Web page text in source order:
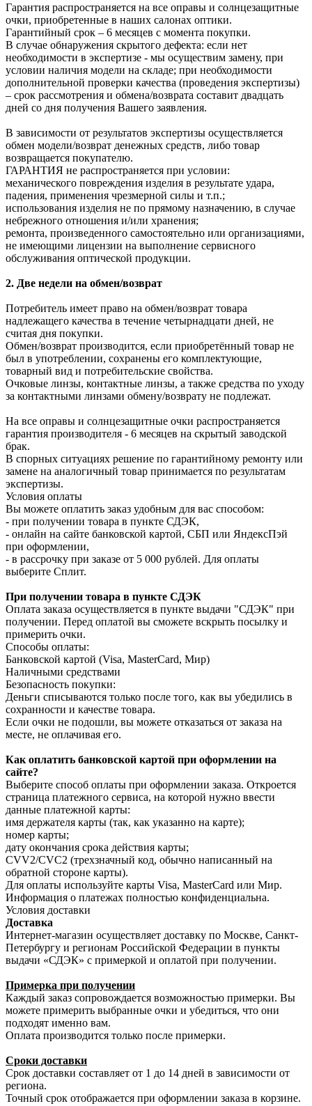
Гарантия распространяется на все оправы и солнцезащитные
очки, приобретенные в наших салонах оптики.
Гарантийный срок – 6 месяцев с момента покупки.
В случае обнаружения скрытого дефекта: если нет
необходимости в экспертизе - мы осуществим замену, при
условии наличия модели на складе; при необходимости
дополнительной проверки качества (проведения экспертизы)
– срок рассмотрения и обмена/возврата составит двадцать
дней со дня получения Вашего заявления.
В зависимости от результатов экспертизы осуществляется
обмен модели/возврат денежных средств, либо товар
возвращается покупателю.
ГАРАНТИЯ не распространяется при условии:
механического повреждения изделия в результате удара,
падения, применения чрезмерной силы и т.п.;
использования изделия не по прямому назначению, в случае
небрежного отношения и/или хранения;
ремонта, произведенного самостоятельно или организациями,
не имеющими лицензии на выполнение сервисного
обслуживания оптической продукции.
2. Две недели на обмен/возврат
Потребитель имеет право на обмен/возврат товара
надлежащего качества в течение четырнадцати дней, не
считая дня покупки.
Обмен/возврат производится, если приобретённый товар не
был в употреблении, сохранены его комплектующие,
товарный вид и потребительские свойства.
Очковые линзы, контактные линзы, а также средства по уходу
за контактными линзами обмену/возврату не подлежат.
На все оправы и солнцезащитные очки распространяется
гарантия производителя - 6 месяцев на скрытый заводской
брак.
В спорных ситуациях решение по гарантийному ремонту или
замене на аналогичный товар принимается по результатам
экспертизы.
Условия оплаты
Вы можете оплатить заказ удобным для вас способом:
- при получении товара в пункте СДЭК,
- онлайн на сайте банковской картой, СБП или ЯндексПэй
при оформлении,
- в рассрочку при заказе от 5 000 рублей. Для оплаты
выберите Сплит.
При получении товара в пункте СДЭК
Оплата заказа осуществляется в пункте выдачи "СДЭК" при
получении. Перед оплатой вы сможете вскрыть посылку и
примерить очки.
Способы оплаты:
Банковской картой (Visa, MasterCard, Мир)
Наличными средствами
Безопасность покупки:
Деньги списываются только после того, как вы убедились в
сохранности и качестве товара.
Если очки не подошли, вы можете отказаться от заказа на
месте, не оплачивая его.
Как оплатить банковской картой при оформлении на
сайте?
Выберите способ оплаты при оформлении заказа. Откроется
страница платежного сервиса, на которой нужно ввести
данные платежной карты:
имя держателя карты (так, как указанно на карте);
номер карты;
дату окончания срока действия карты;
CVV2/CVC2 (трехзначный код, обычно написанный на
обратной стороне карты).
Для оплаты используйте карты Visa, MasterCard или Мир.
Информация о платежах полностью конфиденциальна.
Условия доставки
Доставка
Интернет-магазин осуществляет доставку по Москве, Санкт-
Петербургу и регионам Российской Федерации в пункты
выдачи «СДЭК» с примеркой и оплатой при получении.
Примерка при получении
Каждый заказ сопровождается возможностью примерки. Вы
можете примерить выбранные очки и убедиться, что они
подходят именно вам.
Оплата производится только после примерки.
Сроки доставки
Срок доставки составляет от 1 до 14 дней в зависимости от
региона.
Точный срок отображается при оформлении заказа в корзине.